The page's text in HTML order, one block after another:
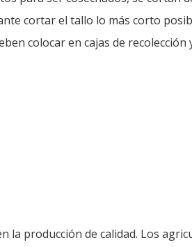
cortar el tallo lo más corto
colocar en cajas de
la producción de calidad. Los